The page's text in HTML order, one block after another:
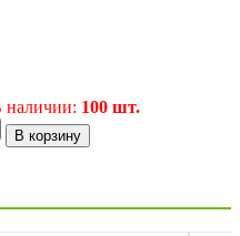
наличии: 100 шт.